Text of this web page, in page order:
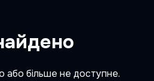
більше не доступне.